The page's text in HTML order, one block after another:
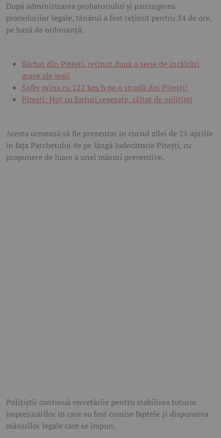
După administrarea probatoriului și parcurgerea
procedurilor legale, tânărul a fost reținut pentru 24 de ore,
pe bază de ordonanță.
Bărbat din Pitești, reținut după o serie de încălcări
grave ale legii
Șofer prins cu 122 km/h pe o stradă din Pitești!
Pitești: Hoț cu furturi repetate, săltat de polițiști
Acesta urmează să fie prezentat în cursul zilei de 25 aprilie
în fața Parchetului de pe lângă Judecătoria Pitești, cu
propunere de luare a unei măsuri preventive.
Polițiștii continuă cercetările pentru stabilirea tuturor
împrejurărilor în care au fost comise faptele și dispunerea
măsurilor legale care se impun.